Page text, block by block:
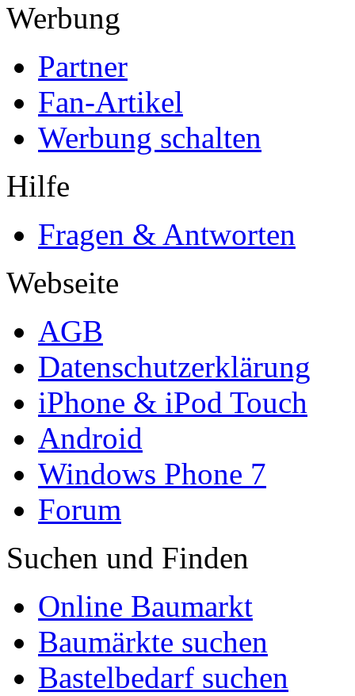
Werbung
Partner
Fan-Artikel
Werbung schalten
Hilfe
Fragen & Antworten
Webseite
AGB
Datenschutzerklärung
iPhone & iPod Touch
Android
Windows Phone 7
Forum
Suchen und Finden
Online Baumarkt
Baumärkte suchen
Bastelbedarf suchen